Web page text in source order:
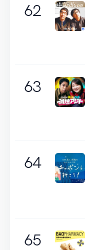
62
63
64
65